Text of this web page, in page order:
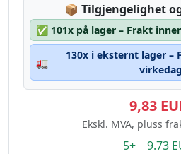
📦 Lagerstatus:
Tilgjengelighet
✅ 101x på lager – Frakt
🚛
130x i eksternt lager –
9,83
Ekskl. MVA, pluss
5+ 9.73